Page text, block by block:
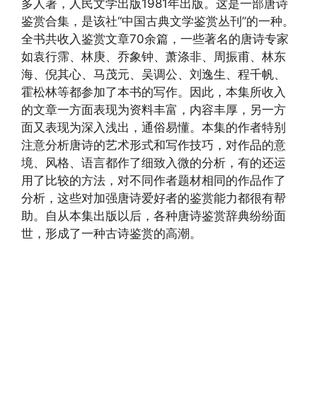
多人著，人民文学出版1981年出版。这是一部唐诗
鉴赏合集，是该社“中国古典文学鉴赏丛刊”的一种。
全书共收入鉴赏文章70余篇，一些著名的唐诗专家
如袁行霈、林庚、乔象钟、萧涤非、周振甫、林东
海、倪其心、马茂元、吴调公、刘逸生、程千帆、
霍松林等都参加了本书的写作。因此，本集所收入
的文章一方面表现为资料丰富，内容丰厚，另一方
面又表现为深入浅出，通俗易懂。本集的作者特别
注意分析唐诗的艺术形式和写作技巧，对作品的意
境、风格、语言都作了细致入微的分析，有的还运
用了比较的方法，对不同作者题材相同的作品作了
分析，这些对加强唐诗爱好者的鉴赏能力都很有帮
助。自从本集出版以后，各种唐诗鉴赏辞典纷纷面
世，形成了一种古诗鉴赏的高潮。